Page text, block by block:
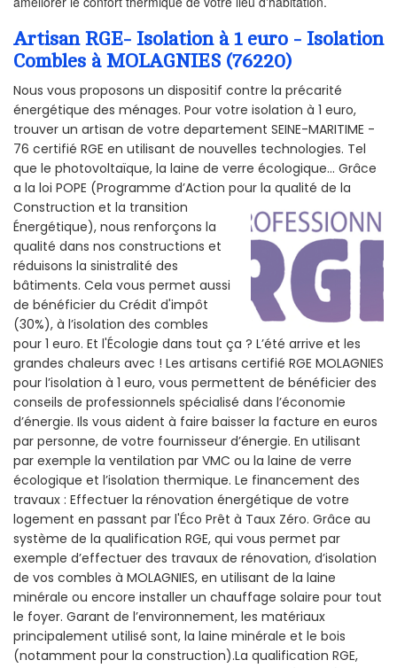
Artisan RGE- Isolation à 1 euro - Isolation
Combles à MOLAGNIES (76220)
Nous vous proposons un dispositif contre la précarité
énergétique des ménages. Pour votre isolation à 1 euro,
trouver un artisan de votre departement SEINE-MARITIME -
76 certifié RGE en utilisant de nouvelles technologies. Tel
que le photovoltaïque, la laine de verre écologique... Grâce
a la loi POPE (Programme d’Action pour la qualité de la
Construction et la transition
Énergétique), nous renforçons la
qualité dans nos constructions et
réduisons la sinistralité des
bâtiments. Cela vous permet aussi
de bénéficier du Crédit d'impôt
(30%), à l’isolation des combles
pour 1 euro. Et l'Écologie dans tout ça ? L’été arrive et les
grandes chaleurs avec ! Les artisans certifié RGE MOLAGNIES
pour l’isolation à 1 euro, vous permettent de bénéficier des
conseils de professionnels spécialisé dans l’économie
d’énergie. Ils vous aident à faire baisser la facture en euros
par personne, de votre fournisseur d’énergie. En utilisant
par exemple la ventilation par VMC ou la laine de verre
écologique et l’isolation thermique. Le financement des
travaux : Effectuer la rénovation énergétique de votre
logement en passant par l'Éco Prêt à Taux Zéro. Grâce au
système de la qualification RGE, qui vous permet par
exemple d’effectuer des travaux de rénovation, d’isolation
de vos combles à MOLAGNIES, en utilisant de la laine
minérale ou encore installer un chauffage solaire pour tout
le foyer. Garant de l’environnement, les matériaux
principalement utilisé sont, la laine minérale et le bois
(notamment pour la construction).La qualification RGE,